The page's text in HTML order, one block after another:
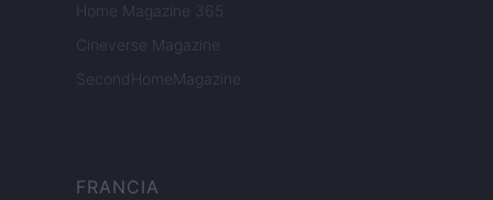
Home Magazine 365
Cineverse Magazine
SecondHomeMagazine
FRANCIA